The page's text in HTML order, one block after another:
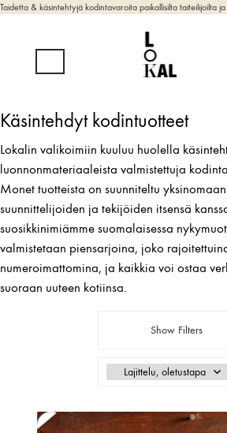
Taidetta & käsintehtyjä kodintavaroita paikallisilta taiteilijoilta ja
Käsintehdyt kodintuotteet
Lokalin valikoimiin kuuluu huolella
luonnonmateriaaleista valmistettuja
Monet tuotteista on suunniteltu
suunnittelijoiden ja tekijöiden itsensä
suosikkinimiämme suomalaisessa
valmistetaan piensarjoina, joko
numeroimattomina, ja kaikkia voi ostaa
suoraan uuteen kotiinsa.
Show Filters